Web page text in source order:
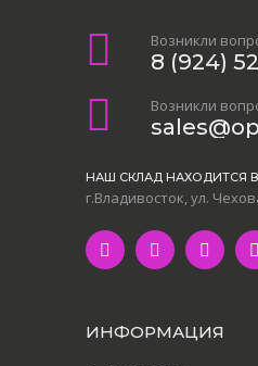
Возникли
8 (924)
Возникли
НАШ СКЛАД НАХОДИТСЯ
г.Владивосток, ул.
ИНФОРМАЦИЯ